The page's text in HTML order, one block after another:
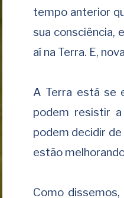
tempo anterior
sua consciência,
aí na Terra. E,
A Terra está se
podem resistir
podem decidir
estão
Como